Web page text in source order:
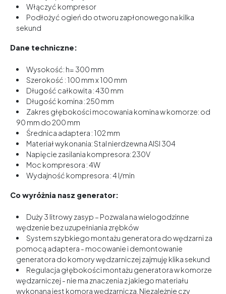
Włączyć kompresor
Podłożyć ogień do otworu zapłonowego na kilka
sekund
Dane techniczne:
Wysokość: h= 300 mm
Szerokość : 100 mm x 100 mm
Długość całkowita : 430 mm
Długość komina : 250 mm
Zakres głębokości mocowania komina w komorze: od
90 mm do 200 mm
Średnica adaptera : 102 mm
Materiał wykonania: Stal nierdzewna AISI 304
Napięcie zasilania kompresora: 230V
Moc kompresora : 4W
Wydajność kompresora : 4 l/min
Co wyróżnia nasz generator:
Duży 3 litrowy zasyp – Pozwala na wielogodzinne
wędzenie bez uzupełniania zrębków
System szybkiego montażu generatora do wędzarni za
pomocą adaptera - mocowanie i demontowanie
generatora do komory wędzarniczej zajmuję klika sekund
Regulacja głębokości montażu generatora w komorze
wędzarniczej - nie ma znaczenia z jakiego materiału
wykonana jest komora wędzarnicza. Niezależnie czy